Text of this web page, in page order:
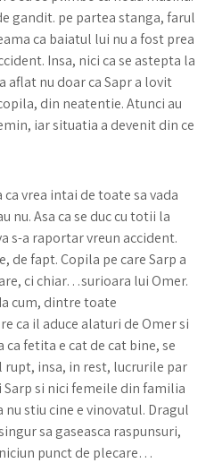
gandit. pe partea stanga, farul
ca baiatul lui nu a fost prea
Insa, nici ca se astepta la
aflat nu doar ca Sapr a lovit
din neatentie. Atunci au
iar situatia a devenit din ce
vrea intai de toate sa vada
nu. Asa ca se duc cu totii la
s-a raportar vreun accident.
de fapt. Copila pe care Sarp a
ci chiar…surioara lui Omer.
cum, dintre toate
ca il aduce alaturi de Omer si
ca fetita e cat de cat bine, se
insa, in rest, lucrurile par
Sarp si nici femeile din familia
nu stiu cine e vinovatul. Dragul
sa gaseasca raspunsuri,
punct de plecare…